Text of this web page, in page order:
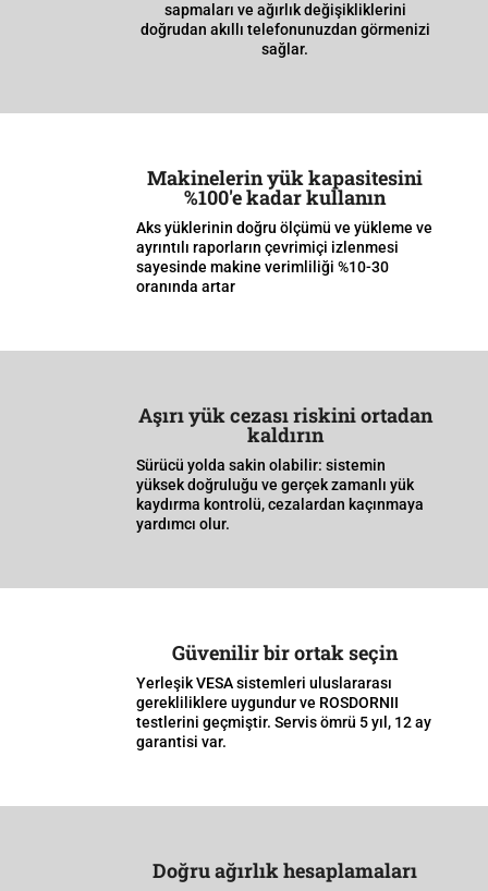
sapmaları ve ağırlık değişikliklerini
doğrudan akıllı telefonunuzdan görmenizi
sağlar.
Makinelerin yük kapasitesini
%100'e kadar kullanın
Aks yüklerinin doğru ölçümü ve yükleme ve
ayrıntılı raporların çevrimiçi izlenmesi
sayesinde makine verimliliği %10-30
oranında artar
Aşırı yük cezası riskini ortadan
kaldırın
Sürücü yolda sakin olabilir: sistemin
yüksek doğruluğu ve gerçek zamanlı yük
kaydırma kontrolü, cezalardan kaçınmaya
yardımcı olur.
Güvenilir bir ortak seçin
Yerleşik VESA sistemleri uluslararası
gerekliliklere uygundur ve ROSDORNII
testlerini geçmiştir. Servis ömrü 5 yıl, 12 ay
garantisi var.
Doğru ağırlık hesaplamaları